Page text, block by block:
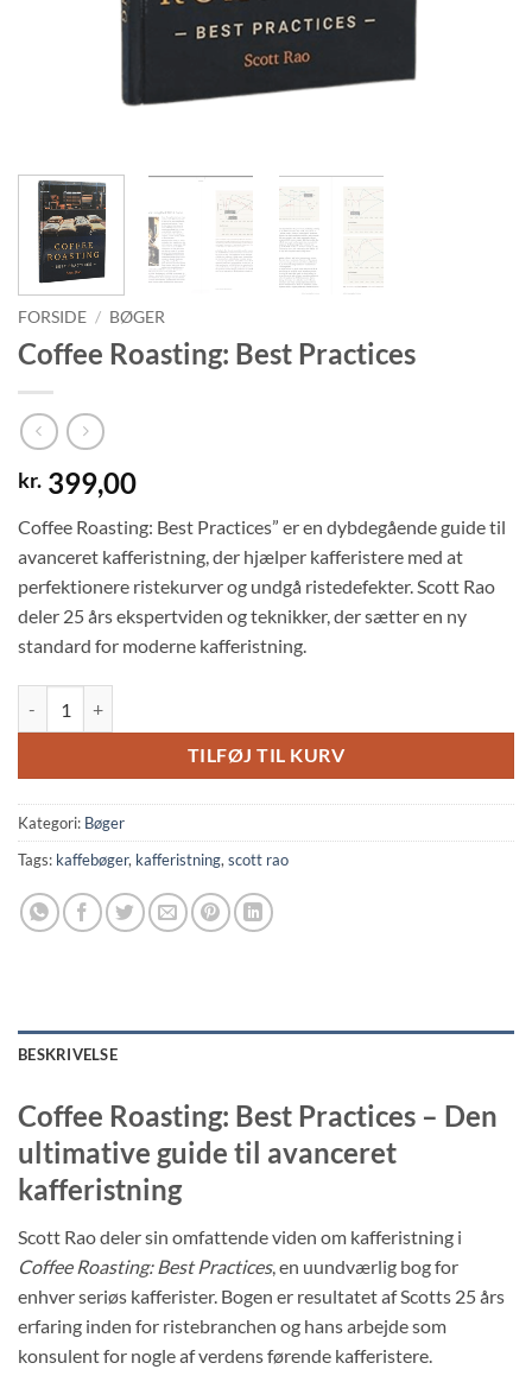
FORSIDE / BØGER
Coffee Roasting: Best Practices
kr. 399,00
Coffee Roasting: Best Practices” er en dybdegående guide til
avanceret kafferistning, der hjælper kafferistere med at
perfektionere ristekurver og undgå ristedefekter. Scott Rao
deler 25 års ekspertviden og teknikker, der sætter en ny
standard for moderne kafferistning.
TILFØJ TIL KURV
Kategori: Bøger
Tags: kaffebøger, kafferistning, scott rao
BESKRIVELSE
Coffee Roasting: Best Practices – Den
ultimative guide til avanceret
kafferistning
Scott Rao deler sin omfattende viden om kafferistning i
Coffee Roasting: Best Practices, en uundværlig bog for
enhver seriøs kafferister. Bogen er resultatet af Scotts 25 års
erfaring inden for ristebranchen og hans arbejde som
konsulent for nogle af verdens førende kafferistere.